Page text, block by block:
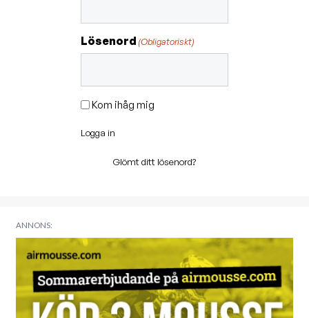
Lösenord (Obligatoriskt)
Kom ihåg mig
Logga in
Glömt ditt lösenord?
ANNONS: